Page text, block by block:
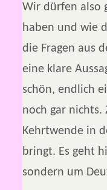
Wir dürfen also
haben und wie
die Fragen aus
eine klare
schön, endlich
noch gar nichts.
Kehrtwende in
bringt. Es geht
sondern um